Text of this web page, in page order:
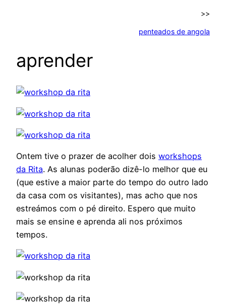
>>
penteados de angola
aprender
Ontem tive o prazer de acolher dois workshops
da Rita. As alunas poderão dizê-lo melhor que eu
(que estive a maior parte do tempo do outro lado
da casa com os visitantes), mas acho que nos
estreámos com o pé direito. Espero que muito
mais se ensine e aprenda ali nos próximos
tempos.